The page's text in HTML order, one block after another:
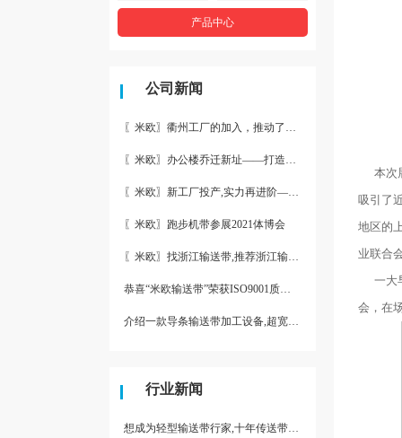
产品中心
公司新闻
〖米欧〗衢州工厂的加入，推动了产能更节约了成本。
〖米欧〗办公楼乔迁新址——打造新起点 再著新篇章
〖米欧〗新工厂投产,实力再进阶—米欧带业衢州工厂投产并平稳运
〖米欧〗跑步机带参展2021体博会
〖米欧〗找浙江输送带,推荐浙江输送带生产厂家“米欧”
恭喜“米欧输送带”荣获ISO9001质量体系认证
介绍一款导条输送带加工设备,超宽输送带利器
行业新闻
想成为轻型输送带行家,十年传送带师傅教你三招
本次
吸引了
地区的
业联合
一大
会，在